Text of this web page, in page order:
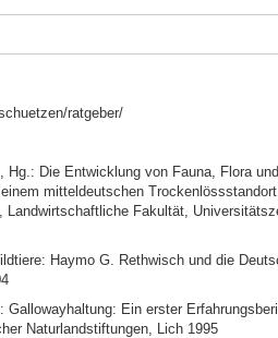
ratgeber/
Hg.: Die Entwicklung von Fauna, Flora
mitteldeutschen
Landwirtschaftliche Fakultät,
Haymo G. Rethwisch und die
Ein erster
Naturlandstiftungen, Lich 1995